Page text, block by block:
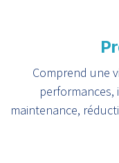
Comprend une
performances,
maintenance,